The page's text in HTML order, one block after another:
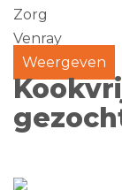
Zorg
Venray
Weergeven